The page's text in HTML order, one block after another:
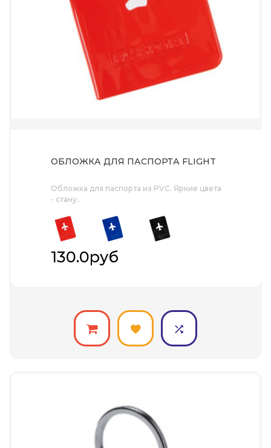
ОБЛОЖКА ДЛЯ ПАСПОРТА FLIGHT
Обложка для паспорта из PVC. Яркие цвета
- стану..
130.0руб